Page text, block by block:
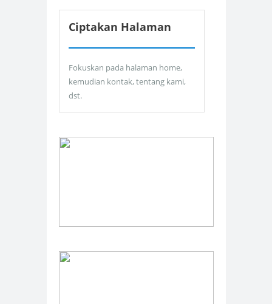
Ciptakan Halaman
Fokuskan pada halaman home,
kemudian kontak, tentang kami,
dst.